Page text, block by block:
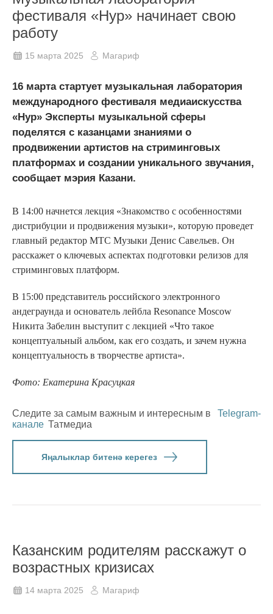
фестиваля «Нур» начинает свою
работу
15 марта 2025 Магариф
16 марта стартует музыкальная лаборатория
международного фестиваля медиаискусства
«Нур» Эксперты музыкальной сферы
поделятся с казанцами знаниями о
продвижении артистов на стриминговых
платформах и создании уникального звучания,
сообщает мэрия Казани.
В 14:00 начнется лекция «Знакомство с особенностями
дистрибуции и продвижения музыки», которую проведет
главный редактор МТС Музыки Денис Савельев. Он
расскажет о ключевых аспектах подготовки релизов для
стриминговых платформ.
В 15:00 представитель российского электронного
андеграунда и основатель лейбла Resonance Moscow
Никита Забелин выступит с лекцией «Что такое
концептуальный альбом, как его создать, и зачем нужна
концептуальность в творчестве артиста».
Фото: Екатерина Красуцкая
Следите за самым важным и интересным в
Telegram-
канале Татмедиа
Яңалыклар битенә керегез
Казанским родителям расскажут о
возрастных кризисах
14 марта 2025 Магариф